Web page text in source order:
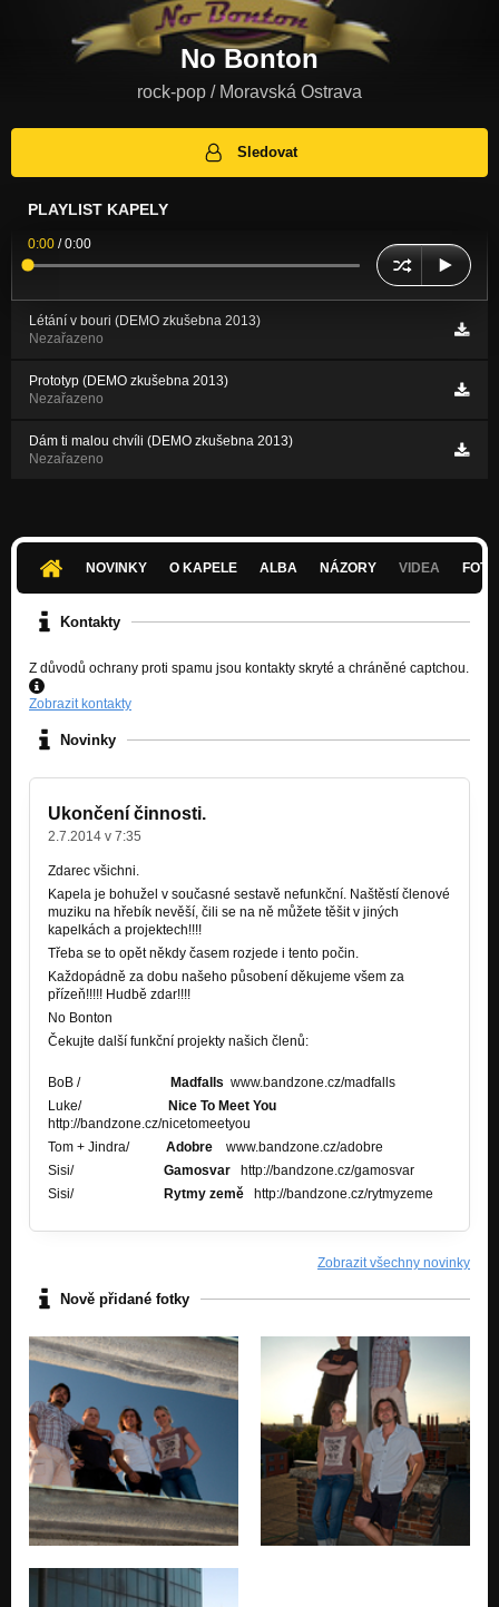
No Bonton
rock-pop / Moravská Ostrava
Sledovat
PLAYLIST KAPELY
0:00 /0:00
Létání v bouri (DEMO zkušebna 2013)
Nezařazeno
Prototyp (DEMO zkušebna 2013)
Nezařazeno
Dám ti malou chvíli (DEMO zkušebna 2013)
Nezařazeno
NOVINKY O KAPELE ALBA NÁZORY VIDEA
Kontakty
Z důvodů ochrany proti spamu jsou kontakty skryté a chráněné captchou.
Zobrazit kontakty
Novinky
Ukončení činnosti.
2.7.2014 v 7:35
Zdarec všichni.
Kapela je bohužel v současné sestavě nefunkční. Naštěstí členové
muziku na hřebík nevěší, čili se na ně můžete těšit v jiných
kapelkách a projektech!!!!
Třeba se to opět někdy časem rozjede i tento počin.
Každopádně za dobu našeho působení děkujeme všem za
přízeň!!!!! Hudbě zdar!!!!
No Bonton
Čekujte další funkční projekty našich členů:
BoB / Madfalls www.bandzone.cz/madfalls
Luke/
Nice To Meet You
http://bandzone.cz/nicetomeetyou
Tom + Jindra/ Adobre
www.bandzone.cz/adobre
Sisi/ Gamosvar http://bandzone.cz/gamosvar
Sisi/
Rytmy země http://bandzone.cz/rytmyzeme
Zobrazit všechny novinky
Nově přidané fotky